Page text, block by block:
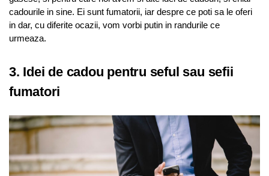
cadourile in sine. Ei sunt fumatorii, iar despre ce poti sa le oferi
in dar, cu diferite ocazii, vom vorbi putin in randurile ce
urmeaza.
3. Idei de cadou pentru seful sau sefii
fumatori